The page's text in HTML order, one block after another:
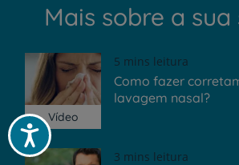
Acessibilidade
Mais sobre a sua
Vídeo
5 mins leitura
Como fazer
lavagem nasal?
3 mins leitura